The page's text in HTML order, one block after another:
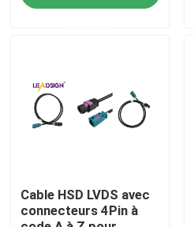
Des produits
À propos de nous
Cable HSD LVDS avec
connecteurs 4Pin à